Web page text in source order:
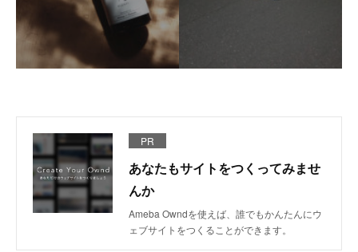
PR
あなたもサイトをつくってみませ
んか
Ameba Owndを使えば、誰でもかんたんにウ
ェブサイトをつくることができます。